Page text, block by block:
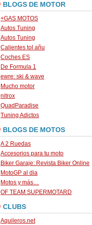
BLOGS DE MOTOR
+GAS MOTOS
Autos Tuning
Autos Tuning
Calientes tol añu
Coches ES
De Formula 1
ewre: ski & wave
Mucho motor
nitrox
QuadParadise
Tuning Adictos
BLOGS DE MOTOS
A 2 Ruedas
Accesorios para tu moto
Biker Garaje: Revista Biker Online
MotoGP al dia
Motos y más…
OF TEAM SUPERMOTARD
CLUBS
Aquileros.net